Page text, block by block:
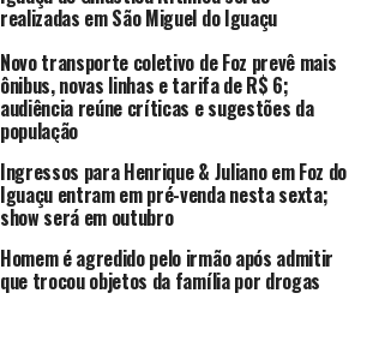
realizadas em São Miguel do Iguaçu
Novo transporte coletivo de Foz prevê mais
ônibus, novas linhas e tarifa de R$ 6;
audiência reúne críticas e sugestões da
população
Ingressos para Henrique & Juliano em Foz do
Iguaçu entram em pré-venda nesta sexta;
show será em outubro
Homem é agredido pelo irmão após admitir
que trocou objetos da família por drogas